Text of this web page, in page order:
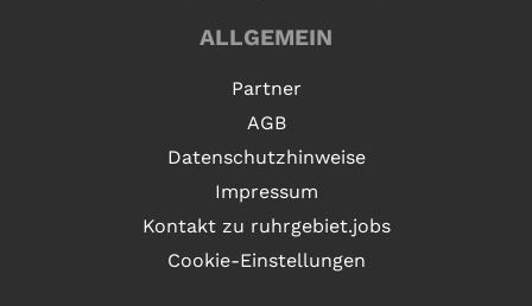
ALLGEMEIN
Partner
AGB
Datenschutzhinweise
Impressum
Kontakt zu ruhrgebiet.jobs
Cookie-Einstellungen